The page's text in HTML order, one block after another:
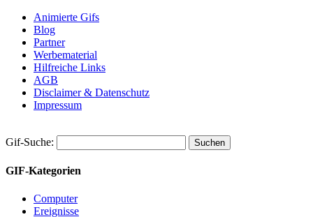
Animierte Gifs
Blog
Partner
Werbematerial
Hilfreiche Links
AGB
Disclaimer & Datenschutz
Impressum
Gif-Suche:
GIF-Kategorien
Computer
Ereignisse